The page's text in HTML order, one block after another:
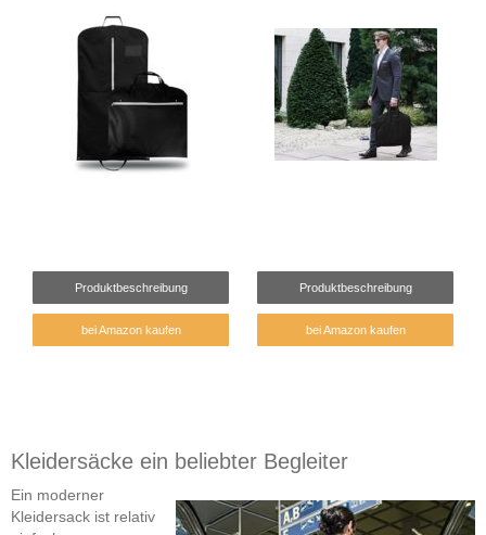
Produktbeschreibung
bei Amazon kaufen
Produktbeschreibung
bei Amazon kaufen
Kleidersäcke ein beliebter Begleiter
Ein moderner
Kleidersack ist relativ